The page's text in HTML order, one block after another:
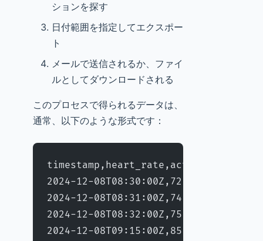
ションを探す
日付範囲を指定してエクスポー
ト
メールで送信されるか、ファイ
ルとしてダウンロードされる
このプロセスで得られるデータは、
通常、以下のような形式です：
2024-12-08T08:30:00Z,72,rest,0.95
2024-12-08T08:31:00Z,74,rest,0.95
2024-12-08T08:32:00Z,75,rest,0.94
2024-12-08T09:15:00Z,85,walking,0.92